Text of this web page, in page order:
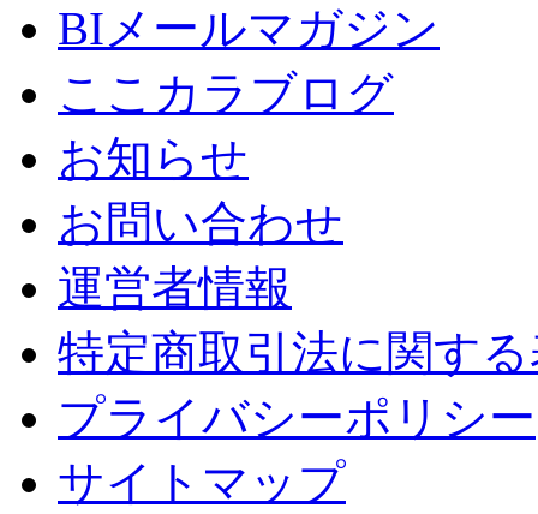
BIメールマガジン
ここカラブログ
お知らせ
お問い合わせ
運営者情報
特定商取引法に関す
プライバシーポリシー
サイトマップ